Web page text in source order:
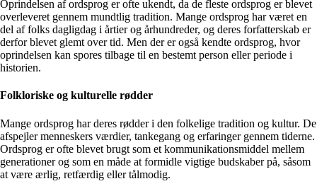
Oprindelsen af ordsprog er ofte ukendt, da de fleste ordsprog er blevet
overleveret gennem mundtlig tradition. Mange ordsprog har været en
del af folks dagligdag i årtier og århundreder, og deres forfatterskab er
derfor blevet glemt over tid. Men der er også kendte ordsprog, hvor
oprindelsen kan spores tilbage til en bestemt person eller periode i
historien.
Folkloriske og kulturelle rødder
Mange ordsprog har deres rødder i den folkelige tradition og kultur. De
afspejler menneskers værdier, tankegang og erfaringer gennem tiderne.
Ordsprog er ofte blevet brugt som et kommunikationsmiddel mellem
generationer og som en måde at formidle vigtige budskaber på, såsom
at være ærlig, retfærdig eller tålmodig.